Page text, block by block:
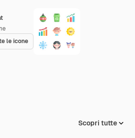
le icone
Scopri tutte